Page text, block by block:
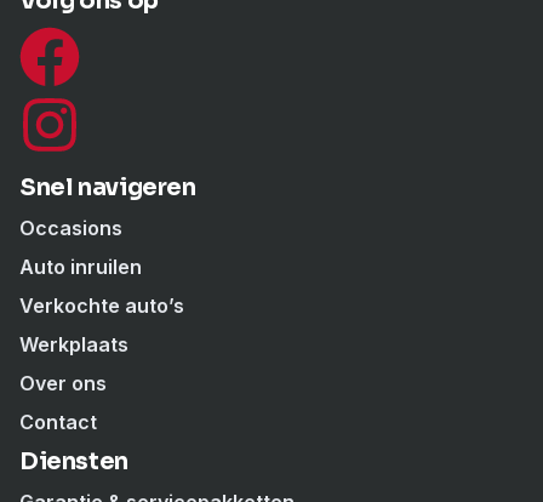
Snel navigeren
Occasions
Auto inruilen
Verkochte auto’s
Werkplaats
Over ons
Contact
Diensten